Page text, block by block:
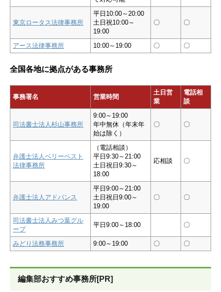
東京ロータス法律事務所
平日10:00～20:00
土日祝10:00～
19:00
〇 〇
アース法律事務所 10:00～19:00 〇 〇
全国各地に拠点がある事務所
事務署名 営業時間
土日営
業
電話相
談
司法書士法人杉山事務所
9:00～19:00
年中無休（年末年
始は除く）
〇 〇
弁護士法人ベリーベスト
法律事務所
（電話相談）
平日9:30～21:00
土日祝日9:30～
18:00
応相談 〇
弁護士法人アドバンス
平日9:00～21:00
土日祝日9:00～
19:00
〇 〇
司法書士法人みつ葉グル
ープ
平日9:00～18:00 〇
みどり法務事務所 9:00～19:00 〇 〇
編集部おすすめ事務所[PR]